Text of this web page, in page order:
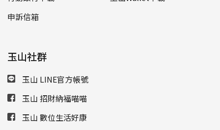
申訴信箱
玉山社群
玉山 LINE官方帳號
玉山 招財納福喵喵
玉山 數位生活好康